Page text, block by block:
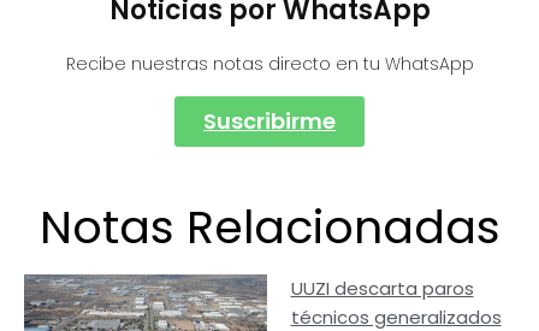
Noticias por WhatsApp
Recibe nuestras notas directo en tu WhatsApp
Suscribirme
Notas Relacionadas
UUZI descarta paros
técnicos generalizados